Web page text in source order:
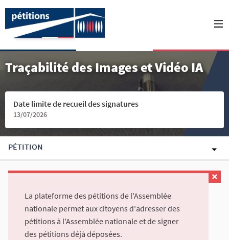
Traçabilité des Images et Vidéo IA
Date limite de recueil des signatures
13/07/2026
PÉTITION
La plateforme des pétitions de l'Assemblée
nationale permet aux citoyens d'adresser des
pétitions à l'Assemblée nationale et de signer
des pétitions déjà déposées.